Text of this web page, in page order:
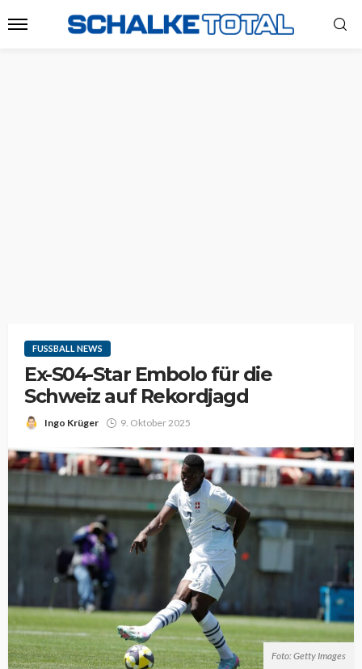
FUSSBALL NEWS
Ex-S04-Star Embolo für die
Schweiz auf Rekordjagd
Ingo Krüger 9. Oktober 2025
Foto: Getty Images